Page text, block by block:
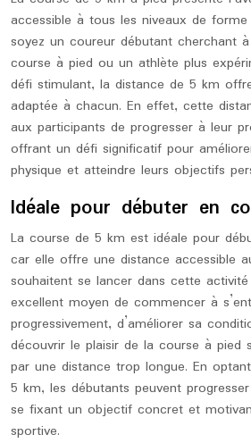
accessible à tous les niveaux de forme
soyez un coureur débutant cherchant
course à pied ou un athlète plus
défi stimulant, la distance de 5 km
adaptée à chacun. En effet, cette
aux participants de progresser à leur
offrant un défi significatif pour
physique et atteindre leurs objectifs
Idéale pour débuter en
La course de 5 km est idéale pour
car elle offre une distance accessible
souhaitent se lancer dans cette activité
excellent moyen de commencer à
progressivement, d’améliorer sa
découvrir le plaisir de la course à pied
par une distance trop longue. En
5 km, les débutants peuvent
se fixant un objectif concret et
sportive.